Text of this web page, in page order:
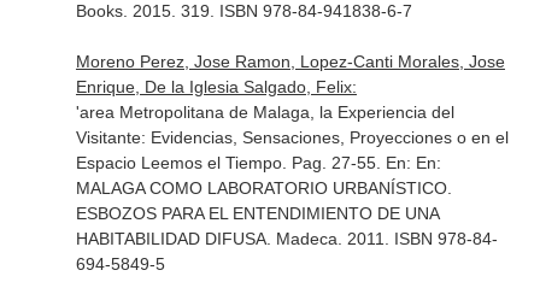
Books. 2015. 319. ISBN 978-84-941838-6-7
Moreno Perez, Jose Ramon, Lopez-Canti Morales, Jose
Enrique, De la Iglesia Salgado, Felix:
'area Metropolitana de Malaga, la Experiencia del
Visitante: Evidencias, Sensaciones, Proyecciones o en el
Espacio Leemos el Tiempo. Pag. 27-55. En: En:
MALAGA COMO LABORATORIO URBANÍSTICO.
ESBOZOS PARA EL ENTENDIMIENTO DE UNA
HABITABILIDAD DIFUSA. Madeca. 2011. ISBN 978-84-
694-5849-5